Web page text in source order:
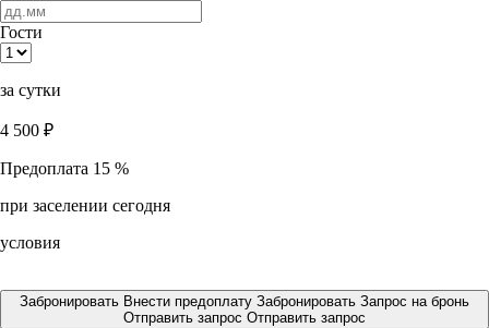
Гости
за сутки
4 500 ₽
Предоплата 15 %
при заселении сегодня
условия
Забронировать Внести предоплату Забронировать Запрос на бронь
Отправить запрос Отправить запрос